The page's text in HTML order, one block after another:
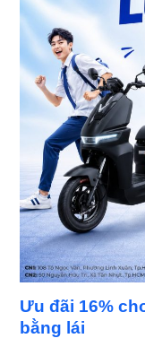
Ưu đãi 16%
bằng lái